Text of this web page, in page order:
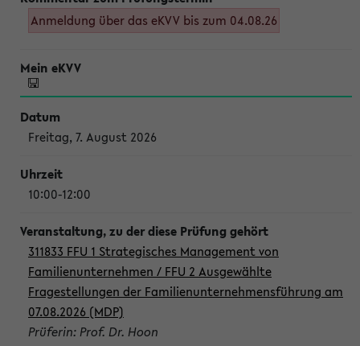
Anmeldung über das eKVV bis zum 04.08.26
Freitag, 7. August 2026
10:00-12:00
311833 FFU 1 Strategisches Management von
Familienunternehmen / FFU 2 Ausgewählte
Fragestellungen der Familienunternehmensführung am
07.08.2026 (MDP)
Prüferin: Prof. Dr. Hoon